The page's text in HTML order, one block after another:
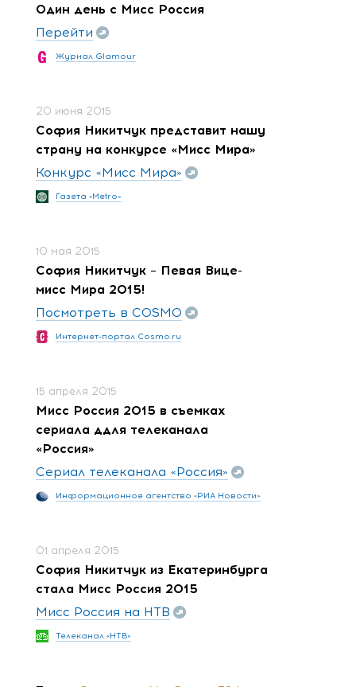
Один день с Мисс Россия
Перейти
Журнал Glamour
20 июня 2015
София Никитчук представит нашу
страну на конкурсе «Мисс Мира»
Конкурс «Мисс Мира»
Газета «Metro»
10 мая 2015
София Никитчук – Певая Вице-
мисс Мира 2015!
Посмотреть в COSMO
Интернет-портал Cosmo.ru
15 апреля 2015
Мисс Россия 2015 в съемках
сериала ддля телеканала
«Россия»
Сериал телеканала «Россия»
Информационное агентство «РИА Новости»
01 апреля 2015
София Никитчук из Екатеринбурга
стала Мисс Россия 2015
Мисс Россия на НТВ
Телеканал «НТВ»